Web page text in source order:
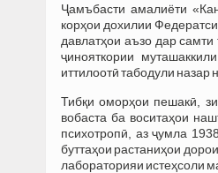
Ҷамъбасти амалиёти
корҳои дохилии
давлатҳои аъзо дар
ҷинояткории
иттилоотӣ табодули назар
Тибқи оморҳои пешакӣ,
вобаста ба воситаҳои
психотропӣ, аз ҷумла
буттаҳои растаниҳои
лабораторияи истеҳсоли